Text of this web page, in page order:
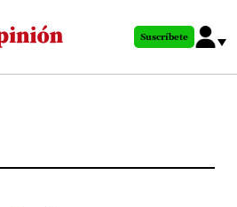
al
principal
Suscríbete